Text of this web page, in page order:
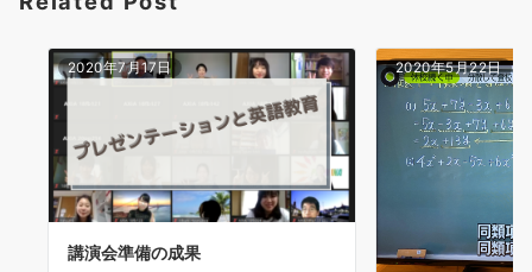
2020年7月17日
講演会準備の成果
2020年5月22日